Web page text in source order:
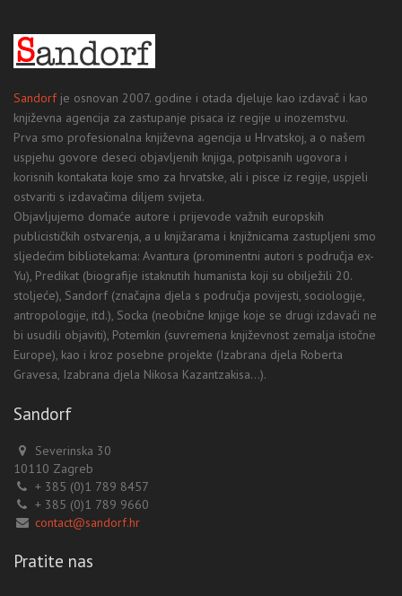
Sandorfje osnovan 2007. godine i otada djeluje kao izdavač i kao
književna agencija za zastupanje pisaca iz regije u inozemstvu.
Prva smo profesionalna književna agencija u Hrvatskoj, a o našem
uspjehu govore deseci objavljenih knjiga, potpisanih ugovora i
korisnih kontakata koje smo za hrvatske, ali i pisce iz regije, uspjeli
ostvariti s izdavačima diljem svijeta.
Objavljujemo domaće autore i prijevode važnih europskih
publicističkih ostvarenja, a u knjižarama i knjižnicama zastupljeni smo
sljedećim bibliotekama: Avantura (prominentni autori s područja ex-
Yu), Predikat (biografije istaknutih humanista koji su obilježili 20.
stoljeće), Sandorf (značajna djela s područja povijesti, sociologije,
antropologije, itd.), Socka (neobične knjige koje se drugi izdavači ne
bi usudili objaviti), Potemkin (suvremena književnost zemalja istočne
Europe), kao i kroz posebne projekte (Izabrana djela Roberta
Gravesa, Izabrana djela Nikosa Kazantzakisa...).
Sandorf
Severinska 30
10110 Zagreb
+ 385 (0)1 789 8457
+ 385 (0)1 789 9660
contact@sandorf.hr
Pratite nas